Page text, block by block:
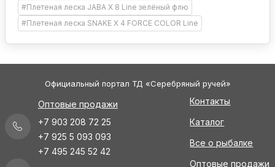
#Плетеная леска JABA X 8 Line зелёный флю
#Плетеная леска SNAKE X 4 FORCE COLOR Line
Официальный портал ТД «Серебряный ручей»
Оптовые продажи
+7 903 208 72 25
+7 925 5 093 093
+7 495 245 52 42
Контакты
Каталог
Все о рыбалке
Оптовые продажи